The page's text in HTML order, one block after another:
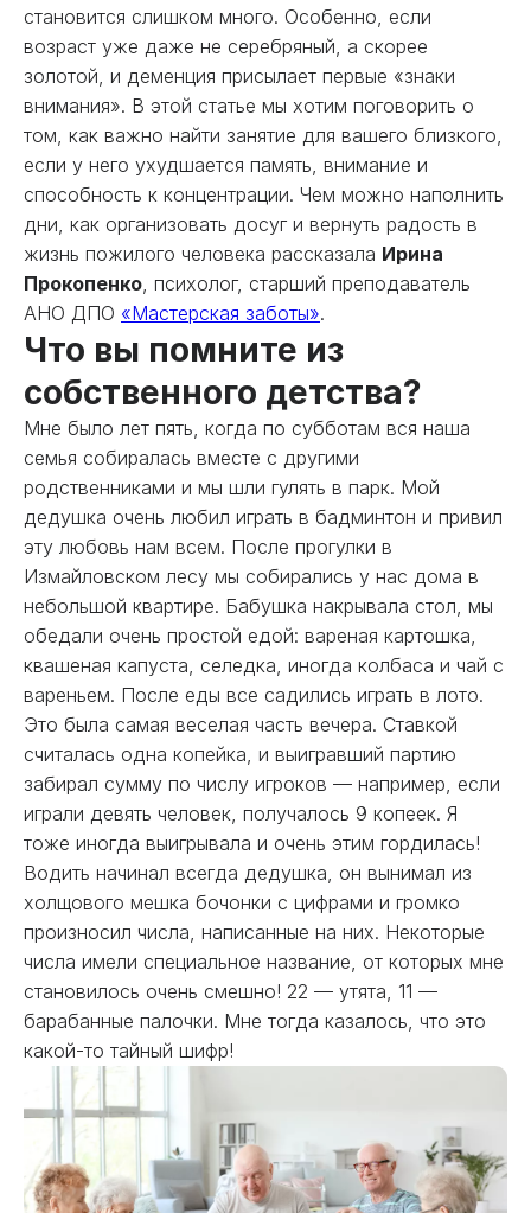
становится слишком много. Особенно, если
возраст уже даже не серебряный, а скорее
золотой, и деменция присылает первые «знаки
внимания». В этой статье мы хотим поговорить о
том, как важно найти занятие для вашего близкого,
если у него ухудшается память, внимание и
способность к концентрации. Чем можно наполнить
дни, как организовать досуг и вернуть радость в
жизнь пожилого человека рассказала Ирина
Прокопенко, психолог, старший преподаватель
АНО ДПО «Мастерская заботы».
Что вы помните из
собственного детства?
Мне было лет пять, когда по субботам вся наша
семья собиралась вместе с другими
родственниками и мы шли гулять в парк. Мой
дедушка очень любил играть в бадминтон и привил
эту любовь нам всем. После прогулки в
Измайловском лесу мы собирались у нас дома в
небольшой квартире. Бабушка накрывала стол, мы
обедали очень простой едой: вареная картошка,
квашеная капуста, селедка, иногда колбаса и чай с
вареньем. После еды все садились играть в лото.
Это была самая веселая часть вечера. Ставкой
считалась одна копейка, и выигравший партию
забирал сумму по числу игроков — например, если
играли девять человек, получалось 9 копеек. Я
тоже иногда выигрывала и очень этим гордилась!
Водить начинал всегда дедушка, он вынимал из
холщового мешка бочонки с цифрами и громко
произносил числа, написанные на них. Некоторые
числа имели специальное название, от которых мне
становилось очень смешно! 22 — утята, 11 —
барабанные палочки. Мне тогда казалось, что это
какой-то тайный шифр!